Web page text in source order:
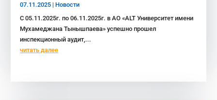
07.11.2025 | Новости
C 05.11.2025г. по 06.11.2025г. в АО «АLT Университет имени
Мухамеджана Тынышпаева» успешно прошел
инспекционный аудит,...
читать далее